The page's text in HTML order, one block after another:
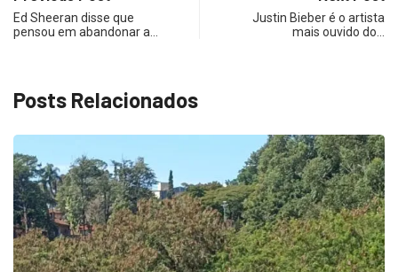
Ed Sheeran disse que
pensou em abandonar a…
Justin Bieber é o artista
mais ouvido do…
Posts Relacionados